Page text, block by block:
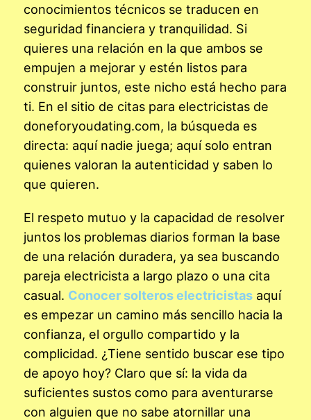
conocimientos técnicos se traducen en
seguridad financiera y tranquilidad. Si
quieres una relación en la que ambos se
empujen a mejorar y estén listos para
construir juntos, este nicho está hecho para
ti. En el sitio de citas para electricistas de
doneforyoudating.com, la búsqueda es
directa: aquí nadie juega; aquí solo entran
quienes valoran la autenticidad y saben lo
que quieren.
El respeto mutuo y la capacidad de resolver
juntos los problemas diarios forman la base
de una relación duradera, ya sea buscando
pareja electricista a largo plazo o una cita
casual. Conocer solteros electricistas aquí
es empezar un camino más sencillo hacia la
confianza, el orgullo compartido y la
complicidad. ¿Tiene sentido buscar ese tipo
de apoyo hoy? Claro que sí: la vida da
suficientes sustos como para aventurarse
con alguien que no sabe atornillar una